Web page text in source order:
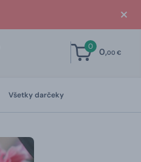
0 0,00 €
Všetky darčeky